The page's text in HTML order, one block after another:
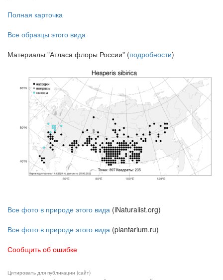
Полная карточка
Все образцы этого вида
Материалы "Атласа флоры России" (подробности)
Все фото в природе этого вида (iNaturalist.org)
Все фото в природе этого вида (plantarium.ru)
Сообщить об ошибке
Цитировать для публикации (сайт)